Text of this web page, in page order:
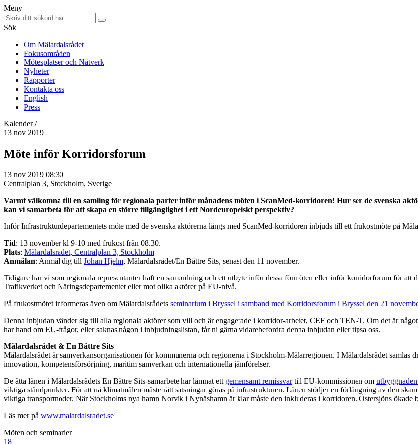
Meny
Sök
Om Mälardalsrådet
Fokusområden
Mötesplatser och Nätverk
Nyheter
Rapporter
Kontakta oss
English
Press
Kalender /
13 nov 2019
Möte inför Korridorsforum
13 nov 2019 08:30
Centralplan 3, Stockholm, Sverige
Varmt välkomna till en samling för regionala parter inför månadens möten i ScanMed-korridoren! Hur ser de svenska
kan vi samarbeta för att skapa en större tillgänglighet i ett Nordeuropeiskt perspektiv?
Inför Infrastrukturdepartementets möte med de svenska aktörerna längs med ScanMed-korridoren inbjuds till ett frukostmöte på
Tid: 13 november kl 9-10 med frukost från 08.30.
Plats: Mälardalsrådet, Centralplan 3, Stockholm
Anmälan: Anmäl dig till Johan Hjelm, Mälardalsrådet/En Bättre Sits, senast den 11 november.
Tidigare har vi som regionala representanter haft en samordning och ett utbyte inför dessa förmöten eller inför korridorforum för
Trafikverket och Näringsdepartementet eller mot olika aktörer på EU-nivå.
På frukostmötet informeras även om Mälardalsrådets seminarium i Bryssel i samband med Korridorsforum i Bryssel den 21
Denna inbjudan vänder sig till alla regionala aktörer som vill och är engagerade i korridor-arbetet, CEF och TEN-T. Om det är
har hand om EU-frågor, eller saknas någon i inbjudningslistan, får ni gärna vidarebefordra denna inbjudan eller tipsa oss.
Mälardalsrådet & En Bättre Sits
Mälardalsrådet är samverkansorganisationen för kommunerna och regionerna i Stockholm-Mälarregionen. I Mälardalsrådet
innovation, kompetensförsörjning, maritim samverkan och internationella jämförelser.
De åtta länen i Mälardalsrådets En Bättre Sits-samarbete har lämnat ett gemensamt remissvartill EU-kommissionen om
viktiga ståndpunkter: För att nå klimatmålen måste rätt satsningar göras på infrastrukturen. Länen stödjer en förlängning av den
viktiga transportnoder. När Stockholms nya hamn Norvik i Nynäshamn är klar måste den inkluderas i korridoren. Östersjöns ökade
Läs mer på www.malardalsradet.se
Möten och seminarier
18